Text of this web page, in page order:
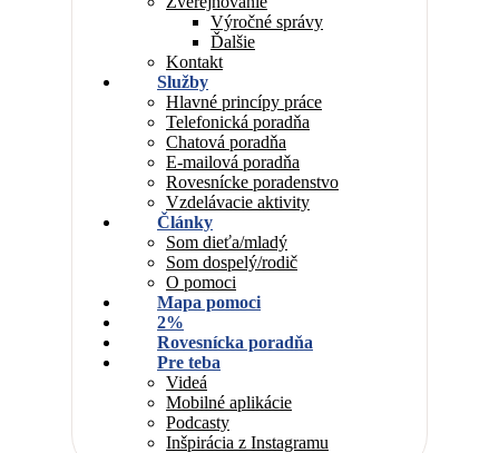
Výročné správy
Ďalšie
Kontakt
Služby
Hlavné princípy práce
Telefonická poradňa
Chatová poradňa
E-mailová poradňa
Rovesnícke poradenstvo
Vzdelávacie aktivity
Články
Som dieťa/mladý
Som dospelý/rodič
O pomoci
Mapa pomoci
2%
Rovesnícka poradňa
Pre teba
Videá
Mobilné aplikácie
Podcasty
Inšpirácia z Instagramu